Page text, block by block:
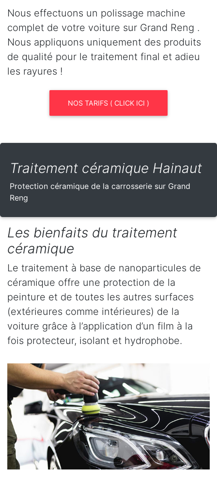
Nous effectuons un polissage machine
complet de votre voiture sur Grand Reng .
Nous appliquons uniquement des produits
de qualité pour le traitement final et adieu
les rayures !
NOS TARIFS ( CLICK ICI )
Traitement céramique Hainaut
Protection céramique de la carrosserie sur Grand
Reng
Les bienfaits du traitement
céramique
Le traitement à base de nanoparticules de
céramique offre une protection de la
peinture et de toutes les autres surfaces
(extérieures comme intérieures) de la
voiture grâce à l’application d’un film à la
fois protecteur, isolant et hydrophobe.